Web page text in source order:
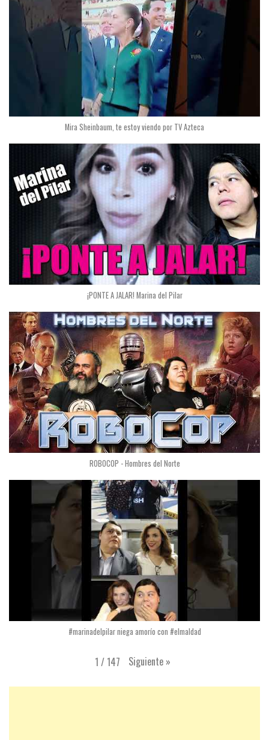
Mira Sheinbaum, te estoy viendo por TV Azteca
¡PONTE A JALAR! Marina del Pilar
ROBOCOP - Hombres del Norte
#marinadelpilar niega amorío con #elmaldad
1 /147 Siguiente »